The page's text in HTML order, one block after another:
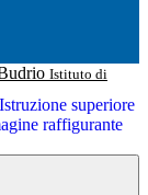
Istituto di